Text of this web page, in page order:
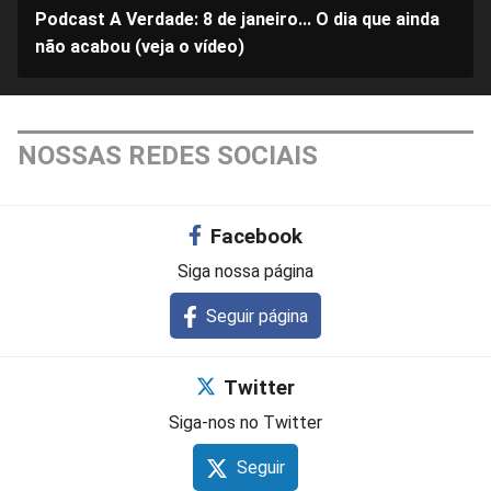
Podcast A Verdade: 8 de janeiro... O dia que ainda
não acabou (veja o vídeo)
NOSSAS REDES SOCIAIS
Facebook
Siga nossa página
Seguir página
Twitter
Siga-nos no Twitter
Seguir